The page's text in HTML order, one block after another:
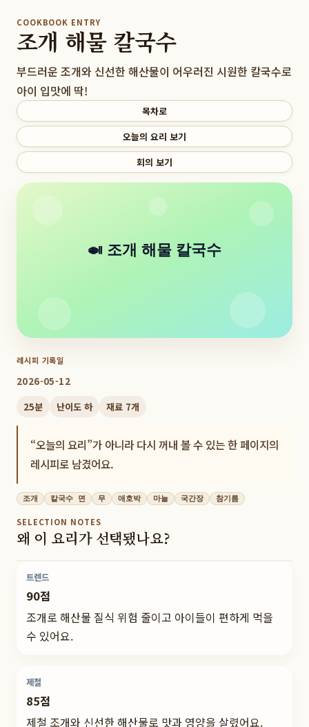
COOKBOOK ENTRY
조개 해물 칼국수
부드러운 조개와 신선한 해산물이 어우러진 시원한 칼국수로
아이 입맛에 딱!
목차로
오늘의 요리 보기
회의 보기
레시피 기록일
2026-05-12
25분 난이도 하 재료 7개
“오늘의 요리”가 아니라 다시 꺼내 볼 수 있는 한 페이지의
레시피로 남겼어요.
조개 칼국수 면 무 애호박 마늘 국간장 참기름
SELECTION NOTES
왜 이 요리가 선택됐나요?
트렌드
90점
조개로 해산물 질식 위험 줄이고 아이들이 편하게 먹을
수 있어요.
제철
85점
제철 조개와 신선한 해산물로 맛과 영양을 살렸어요.